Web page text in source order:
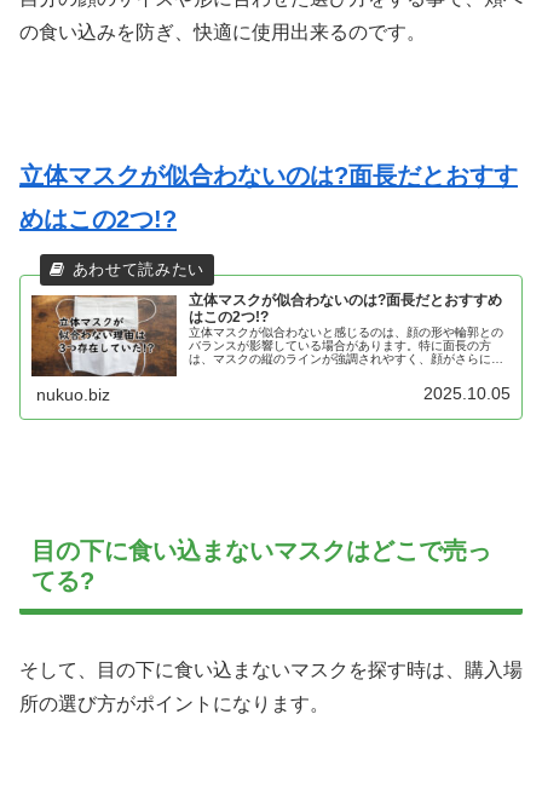
の食い込みを防ぎ、快適に使用出来るのです。
立体マスクが似合わないのは?面長だとおすす
めはこの2つ!?
立体マスクが似合わないのは?面長だとおすすめ
はこの2つ!?
立体マスクが似合わないと感じるのは、顔の形や輪郭との
バランスが影響している場合があります。特に面長の方
は、マスクの縦のラインが強調されやすく、顔がさらに長
くありません。本記事では「立体マスク 似合わない」と感
じる理由をわかりやすく解説し、面長の場合にどのような
nukuo.biz 2025.10.05
目の下に食い込まないマスクはどこで売っ
てる?
そして、目の下に食い込まないマスクを探す時は、購入場
所の選び方がポイントになります。